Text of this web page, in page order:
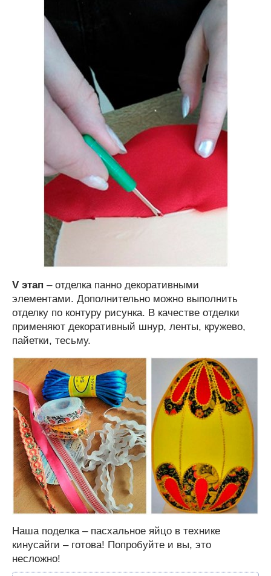
V этап – отделка панно декоративными
элементами. Дополнительно можно выполнить
отделку по контуру рисунка. В качестве отделки
применяют декоративный шнур, ленты, кружево,
пайетки, тесьму.
Наша поделка – пасхальное яйцо в технике
кинусайги – готова! Попробуйте и вы, это
несложно!